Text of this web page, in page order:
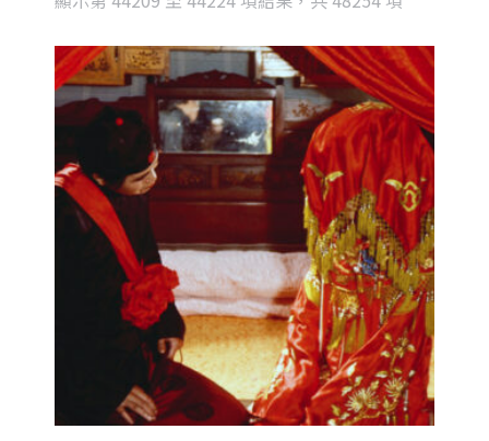
latest